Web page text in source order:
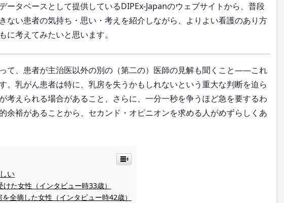
ータベースとして提供しているDIPEx-Japanのウェブサイトから、普段
ない患者の気持ち・思い・考えを紹介しながら、よりよい看護のあり方
に考えてみたいと思います。
て、患者が主治医以外の別の（第二の）医師の見解も聞くこと――これ
。乳がん患者は特に、乳房を失うかもしれないという重大な判断を迫ら
考えられる場合があること、さらに、一分一秒を争うほど急を要するわ
余裕があることから、セカンド・オピニオンを求める人がめずらしくあ
い
た女性（インタビュー時33歳）
全摘した女性（インタビュー時42歳）